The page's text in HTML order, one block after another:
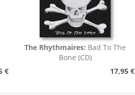
€
The Rhythmaires: Bad To The
Bone (CD)
17,95 €